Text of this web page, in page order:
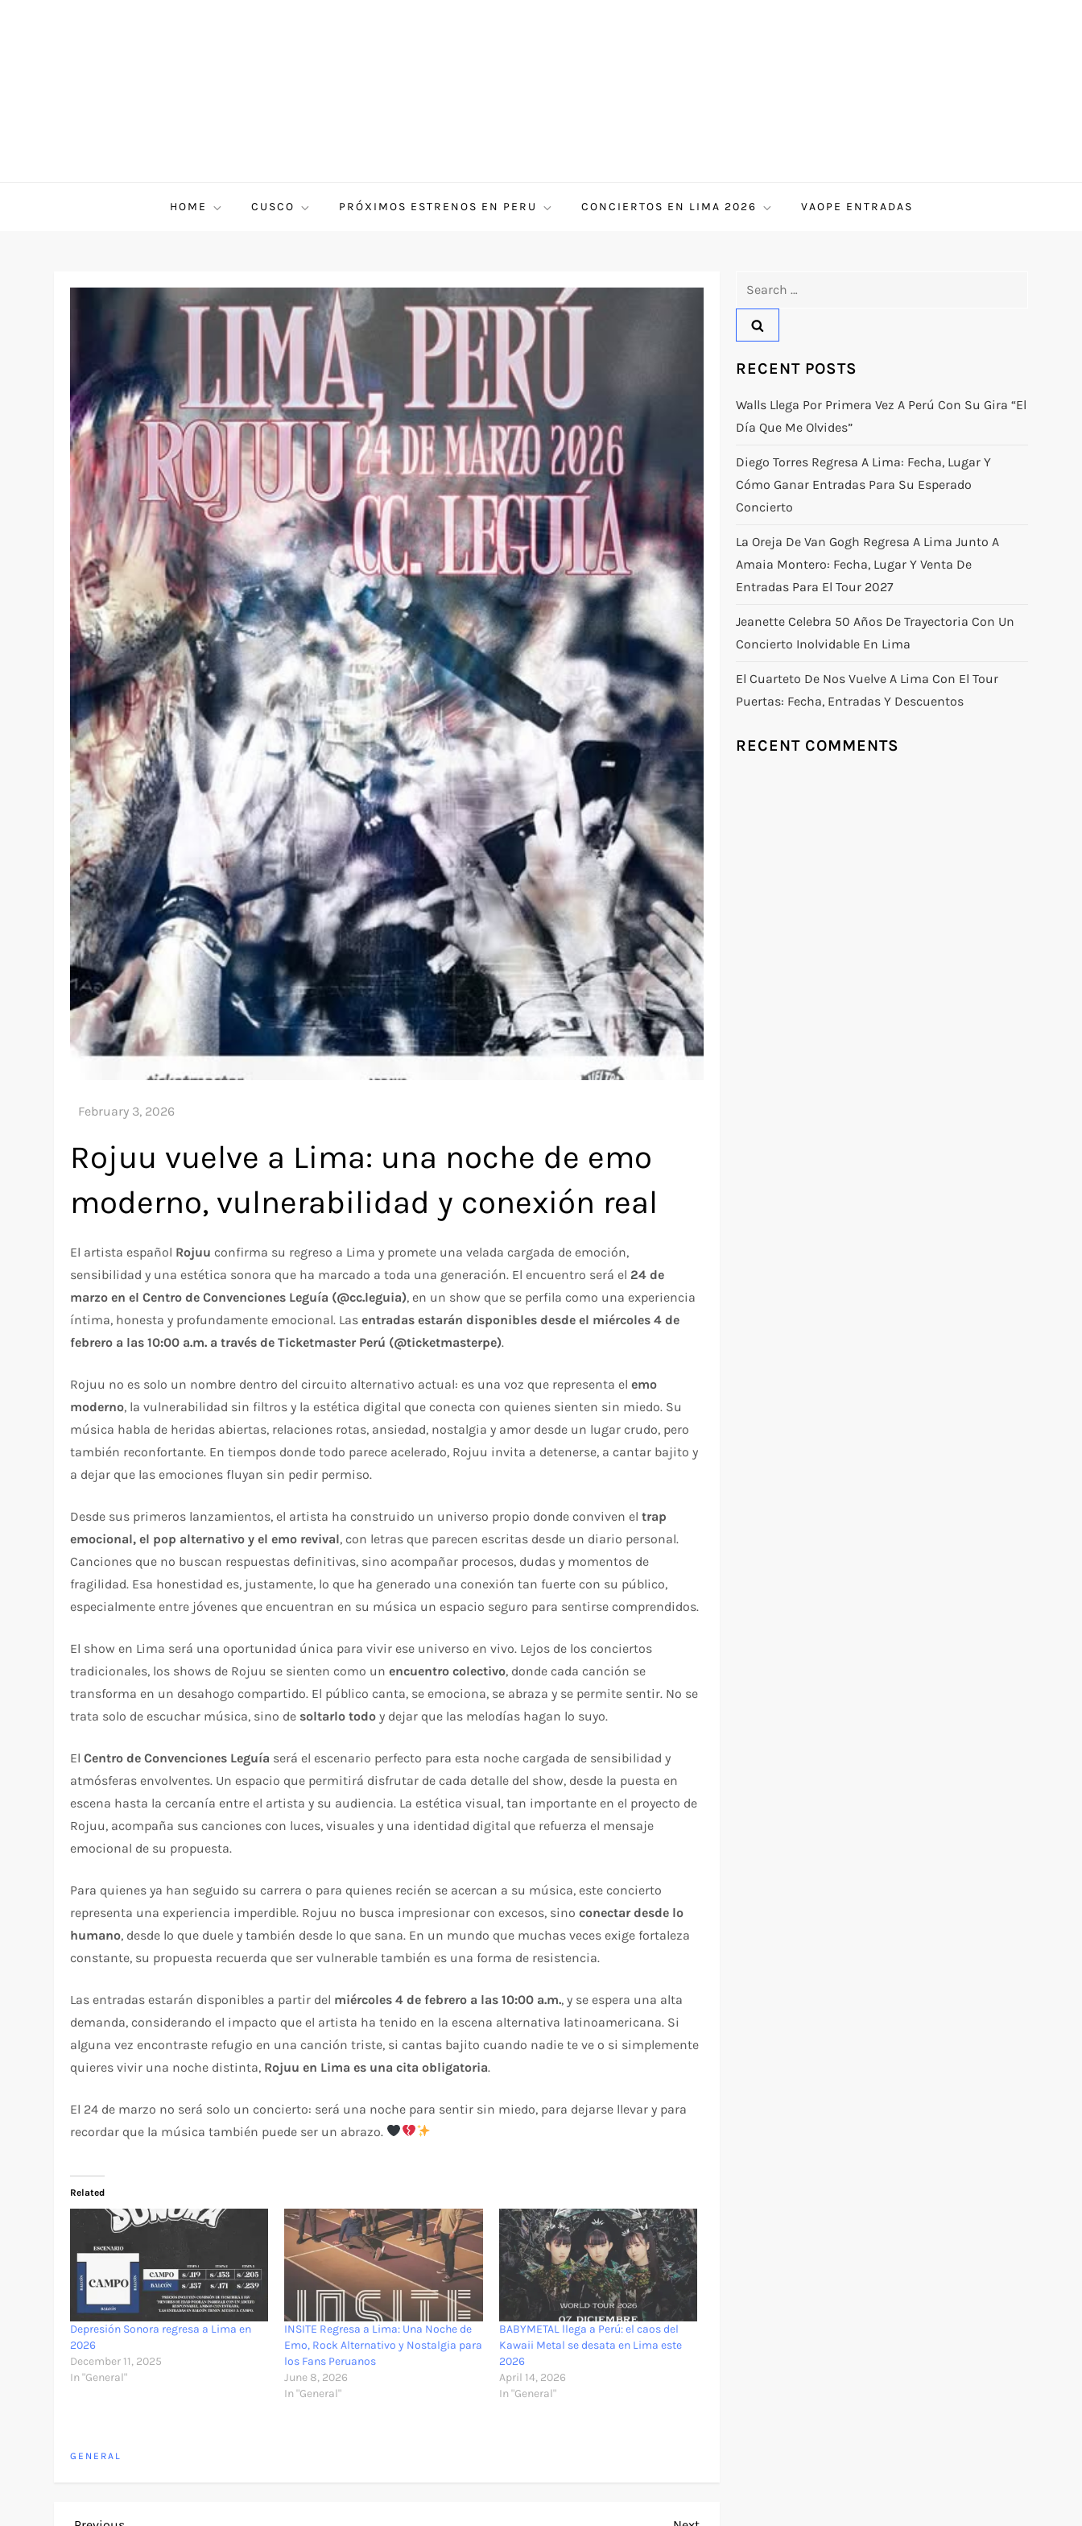
HOME CUSCO PRÓXIMOS ESTRENOS EN PERU CONCIERTOS EN LIMA 2026 VAOPE ENTRADAS
Rojuu vuelve a Lima: una noche de emo
moderno, vulnerabilidad y conexión real
El artista español Rojuu confirma su regreso a Lima y promete una velada cargada de emoción,
sensibilidad y una estética sonora que ha marcado a toda una generación. El encuentro será el 24 de
marzo en el Centro de Convenciones Leguía (@cc.leguia), en un show que se perfila como una experiencia
íntima, honesta y profundamente emocional. Lasentradas estarán disponibles desde el miércoles 4 de
febrero a las 10:00 a.m. a través de Ticketmaster Perú (@ticketmasterpe).
Rojuu no es solo un nombre dentro del circuito alternativo actual: es una voz que representa elemo
moderno, la vulnerabilidad sin filtros y la estética digital que conecta con quienes sienten sin miedo. Su
música habla de heridas abiertas, relaciones rotas, ansiedad, nostalgia y amor desde un lugar crudo, pero
también reconfortante. En tiempos donde todo parece acelerado, Rojuu invita a detenerse, a cantar bajito y
a dejar que las emociones fluyan sin pedir permiso.
Desde sus primeros lanzamientos, el artista ha construido un universo propio donde conviven eltrap
emocional, el pop alternativo y el emo revival, con letras que parecen escritas desde un diario personal.
Canciones que no buscan respuestas definitivas, sino acompañar procesos, dudas y momentos de
fragilidad. Esa honestidad es, justamente, lo que ha generado una conexión tan fuerte con su público,
especialmente entre jóvenes que encuentran en su música un espacio seguro para sentirse comprendidos.
El show en Lima será una oportunidad única para vivir ese universo en vivo. Lejos de los conciertos
tradicionales, los shows de Rojuu se sienten como unencuentro colectivo, donde cada canción se
transforma en un desahogo compartido. El público canta, se emociona, se abraza y se permite sentir. No se
trata solo de escuchar música, sino de soltarlo todo y dejar que las melodías hagan lo suyo.
ElCentro de Convenciones Leguía será el escenario perfecto para esta noche cargada de sensibilidad y
atmósferas envolventes. Un espacio que permitirá disfrutar de cada detalle del show, desde la puesta en
escena hasta la cercanía entre el artista y su audiencia. La estética visual, tan importante en el proyecto de
Rojuu, acompaña sus canciones con luces, visuales y una identidad digital que refuerza el mensaje
emocional de su propuesta.
Para quienes ya han seguido su carrera o para quienes recién se acercan a su música, este concierto
representa una experiencia imperdible. Rojuu no busca impresionar con excesos, sinoconectar desde lo
humano, desde lo que duele y también desde lo que sana. En un mundo que muchas veces exige fortaleza
constante, su propuesta recuerda que ser vulnerable también es una forma de resistencia.
Las entradas estarán disponibles a partir del miércoles 4 de febrero a las 10:00 a.m., y se espera una alta
demanda, considerando el impacto que el artista ha tenido en la escena alternativa latinoamericana. Si
alguna vez encontraste refugio en una canción triste, si cantas bajito cuando nadie te ve o si simplemente
quieres vivir una noche distinta, Rojuu en Lima es una cita obligatoria.
El 24 de marzo no será solo un concierto: será una noche para sentir sin miedo, para dejarse llevar y para
recordar que la música también puede ser un abrazo.
Related
Depresión Sonora regresa a Lima en
2026
December 11, 2025
In "General"
INSITE Regresa a Lima: Una Noche de
Emo, Rock Alternativo y Nostalgia para
los Fans Peruanos
June 8, 2026
In "General"
BABYMETAL llega a Perú: el caos del
Kawaii Metal se desata en Lima este
2026
April 14, 2026
In "General"
GENERAL
RECENT POSTS
Walls Llega Por Primera Vez A Perú Con Su Gira “El
Día Que Me Olvides”
Diego Torres Regresa A Lima: Fecha, Lugar Y
Cómo Ganar Entradas Para Su Esperado
Concierto
La Oreja De Van Gogh Regresa A Lima Junto A
Amaia Montero: Fecha, Lugar Y Venta De
Entradas Para El Tour 2027
Jeanette Celebra 50 Años De Trayectoria Con Un
Concierto Inolvidable En Lima
El Cuarteto De Nos Vuelve A Lima Con El Tour
Puertas: Fecha, Entradas Y Descuentos
RECENT COMMENTS